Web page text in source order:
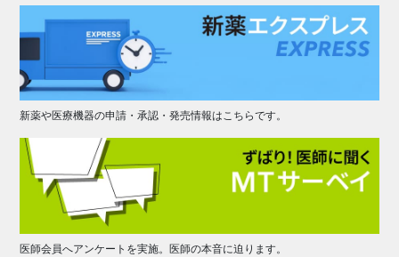
新薬や医療機器の申請・承認・発売情報はこちらです。
医師会員へアンケートを実施。医師の本音に迫ります。